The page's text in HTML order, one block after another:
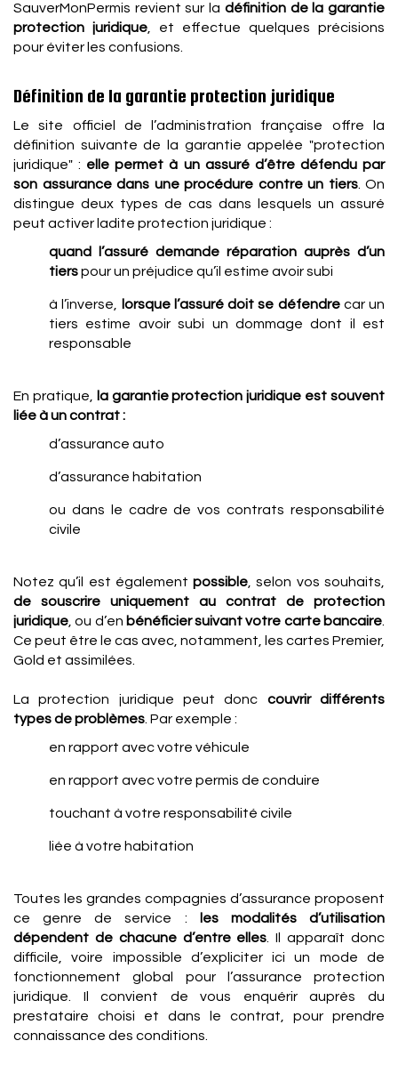
SauverMonPermis revient sur la définition de la garantie
protection juridique , et effectue quelques précisions
pour éviter les confusions.
Définition de la garantie protection juridique
Le site officiel de l’administration française offre la
définition suivante de la garantie appelée "protection
juridique" : elle permet à un assuré d’être défendu par
son assurance dans une procédure contre un tiers. On
distingue deux types de cas dans lesquels un assuré
peut activer ladite protection juridique :
quand l’assuré demande réparation auprès d’un
tierspour un préjudice qu’il estime avoir subi
à l’inverse, lorsque l’assuré doit se défendrecar un
tiers estime avoir subi un dommage dont il est
responsable
En pratique,
la garantie protection juridique est souvent
liée à un contrat :
d’assurance auto
d’assurance habitation
ou dans le cadre de vos contrats responsabilité
civile
Notez qu’il est égalementpossible , selon vos souhaits,
de souscrire uniquement au contrat de protection
juridique , ou d’en bénéficier suivant votre carte bancaire
Ce peut être le cas avec, notamment, les cartes Premier,
Gold et assimilées.
La protection juridique peut donc couvrir différents
types de problèmes . Par exemple :
en rapport avec votre véhicule
en rapport avec votre permis de conduire
touchant à votre responsabilité civile
liée à votre habitation
Toutes les grandes compagnies d’assurance proposent
ce genre de service :
les modalités d’utilisation
dépendent de chacune d’entre elles . Il apparaît donc
difficile, voire impossible d’expliciter ici un mode de
fonctionnement global pour l’assurance protection
juridique. Il convient de vous enquérir auprès du
prestataire choisi et dans le contrat, pour prendre
connaissance des conditions.